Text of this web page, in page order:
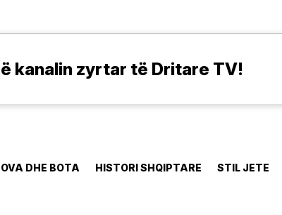
kanalin zyrtar të Dritare TV!
DHE BOTA HISTORI SHQIPTARE STIL JETE